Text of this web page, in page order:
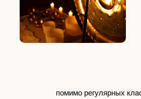
помимо регулярных